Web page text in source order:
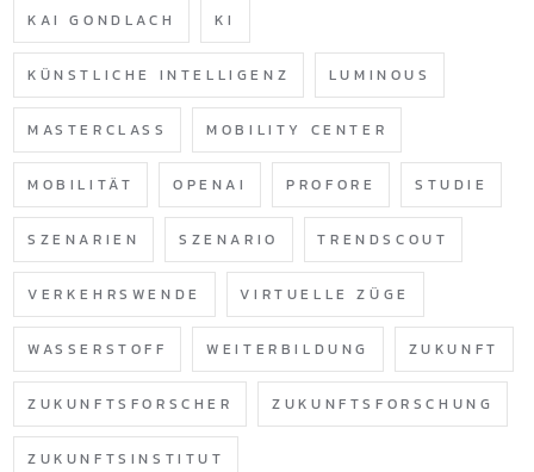
KAI GONDLACH KI
KÜNSTLICHE INTELLIGENZ LUMINOUS
MASTERCLASS MOBILITY CENTER
MOBILITÄT OPENAI PROFORE STUDIE
SZENARIEN SZENARIO TRENDSCOUT
VERKEHRSWENDE VIRTUELLE ZÜGE
WASSERSTOFF WEITERBILDUNG ZUKUNFT
ZUKUNFTSFORSCHER ZUKUNFTSFORSCHUNG
ZUKUNFTSINSTITUT